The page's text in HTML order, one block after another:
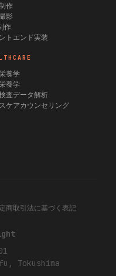
作
影
作
トエンド実装
養学
養学
査データ解析
ケアカウンセリング
商取引法に基づく表記
Tokushima